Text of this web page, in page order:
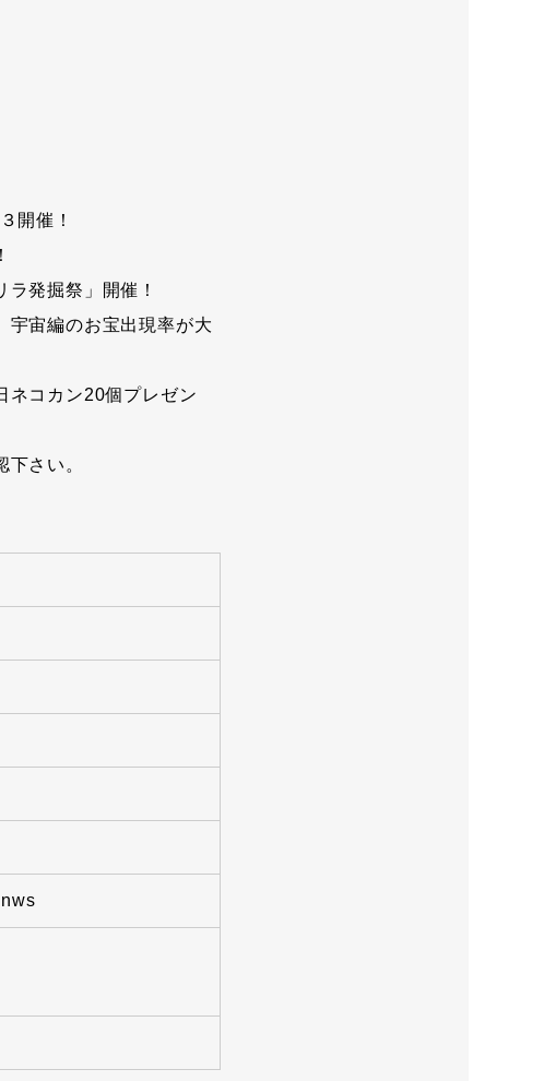
開催！
発掘祭」開催！
宇宙編のお宝出現率が大
ネコカン20個プレゼン
さい。